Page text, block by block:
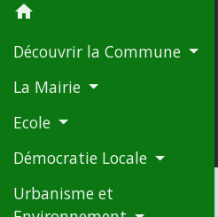
home
Découvrir la Commune
La Mairie
Ecole
Démocratie Locale
Urbanisme et